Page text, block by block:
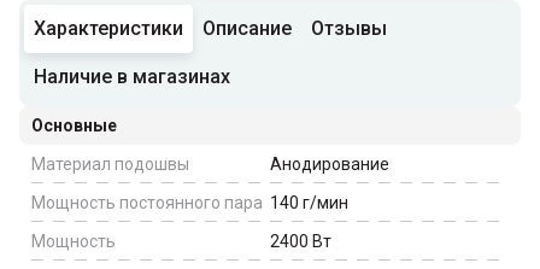
Характеристики Описание Отзывы
Наличие в магазинах
Основные
Материал подошвы
Анодирование
Мощность постоянного пара 140 г/мин
Мощность
2400 Вт